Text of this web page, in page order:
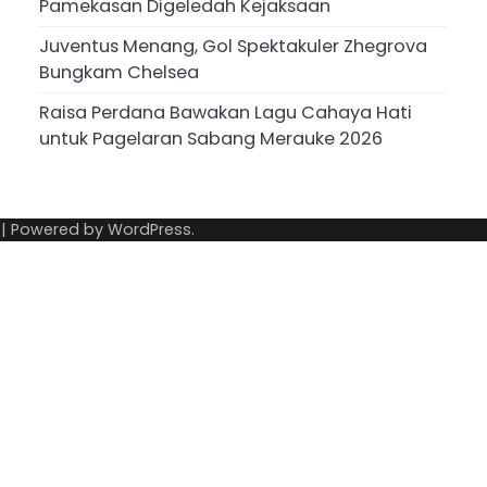
Pamekasan Digeledah Kejaksaan
Juventus Menang, Gol Spektakuler Zhegrova
Bungkam Chelsea
Raisa Perdana Bawakan Lagu Cahaya Hati
untuk Pagelaran Sabang Merauke 2026
| Powered by WordPress.